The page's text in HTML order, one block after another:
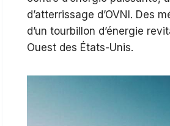
d’atterrissage d’OVNI. Des
d’un tourbillon d’énergie
Ouest des États-Unis.